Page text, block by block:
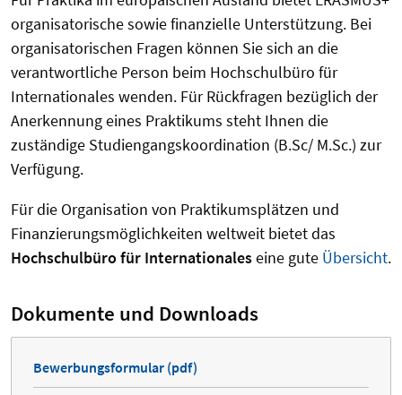
organisatorische sowie finanzielle Unterstützung. Bei
organisatorischen Fragen können Sie sich an die
verantwortliche Person beim Hochschulbüro für
Internationales wenden. Für Rückfragen bezüglich der
Anerkennung eines Praktikums steht Ihnen die
zuständige Studiengangskoordination (B.Sc/ M.Sc.) zur
Verfügung.
Für die Organisation von Praktikumsplätzen und
Finanzierungsmöglichkeiten weltweit bietet das
Hochschulbüro für Internationaleseine gute Übersicht.
Dokumente und Downloads
Bewerbungsformular (pdf)